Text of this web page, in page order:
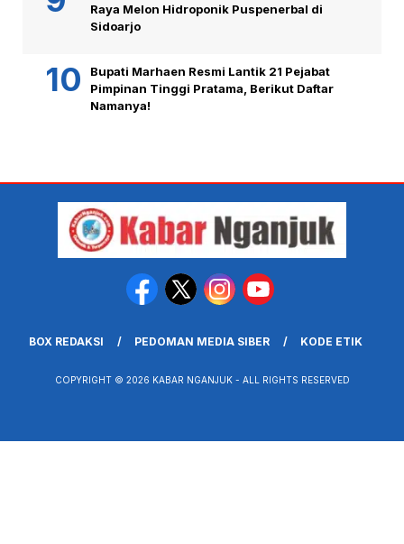
Raya Melon Hidroponik Puspenerbal di
Sidoarjo
Bupati Marhaen Resmi Lantik 21 Pejabat
Pimpinan Tinggi Pratama, Berikut Daftar
Namanya!
BOX REDAKSI PEDOMAN MEDIA SIBER KODE ETIK
COPYRIGHT © 2026 KABAR NGANJUK - ALL RIGHTS RESERVED